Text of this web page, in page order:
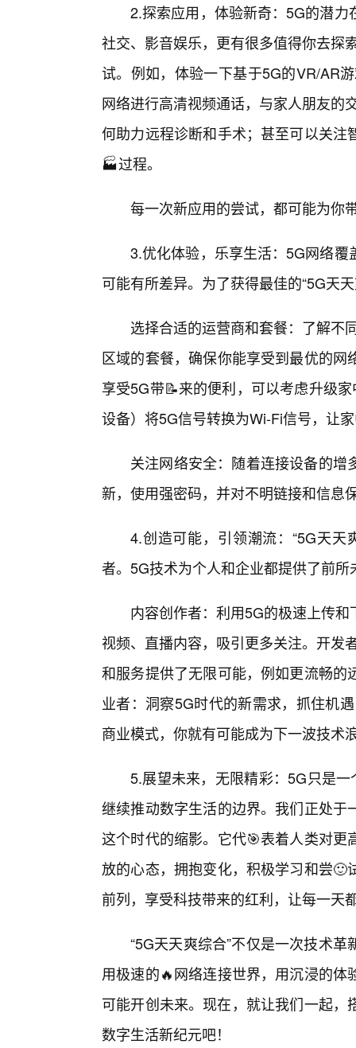
2.探索应用，体验新奇：5G的潜
社交、影音娱乐，更有很多值得你去探
试。例如，体验一下基于5G的VR/AR
网络进行高清视频通话，与家人朋友的
何助力远程诊断和手术；甚至可以关
🏭过程。
每一次新应用的尝试，都可能为你
3.优化体验，乐享生活：5G网络
可能有所差异。为了获得最佳的“5G天
选择合适的运营商和套餐：了解不
区域的套餐，确保你能享受到最优的
享受5G带📝来的便利，可以考虑升级
设备）将5G信号转换为Wi-Fi信号，让
关注网络安全：随着连接设备的
新，使用强密码，并对不明链接和信息
4.创造可能，引领潮流：“5G天
者。5G技术为个人和企业都提供了前所
内容创作者：利用5G的极速上传
视频、直播内容，吸引更多关注。开发
和服务提供了无限可能，例如更流畅
业者：洞察5G时代的新需求，抓住机
商业模式，你就有可能成为下一波技术
5.展望未来，无限精彩：5G只是
继续推动数字生活的边界。我们正处于
这个时代的缩影。它代🎯表着人类对
放的心态，拥抱变化，积极学习和尝
前列，享受科技带来的红利，让每一天
“5G天天爽综合”不仅是一次技术
用极速的🔥网络连接世界，用沉浸的
可能开创未来。现在，就让我们一起，
数字生活新纪元吧！